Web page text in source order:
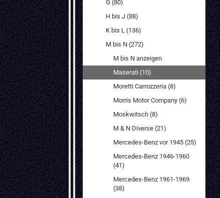
G (80)
H bis J (88)
K bis L (136)
M bis N (272)
M bis N anzeigen
Maserati (10)
Moretti Carrozzeria (8)
Morris Motor Company (6)
Moskwitsch (8)
M & N Diverse (21)
Mercedes-Benz vor 1945 (25)
Mercedes-Benz 1946-1960
(41)
Mercedes-Benz 1961-1969
(38)